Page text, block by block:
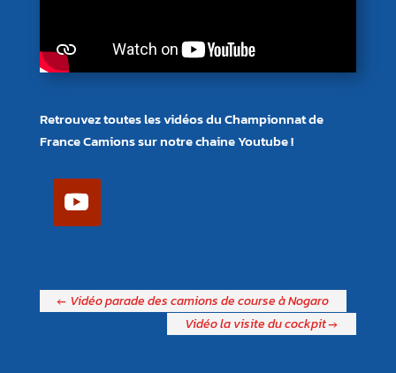
Retrouvez toutes les vidéos du Championnat de
France Camions sur notre chaine Youtube !
← Vidéo parade des camions de course à Nogaro
Vidéo la visite du cockpit→